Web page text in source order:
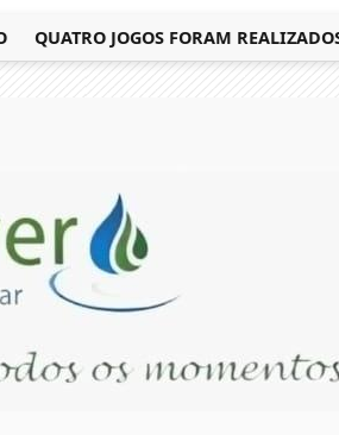
QUATRO JOGOS FORAM REALIZADOS